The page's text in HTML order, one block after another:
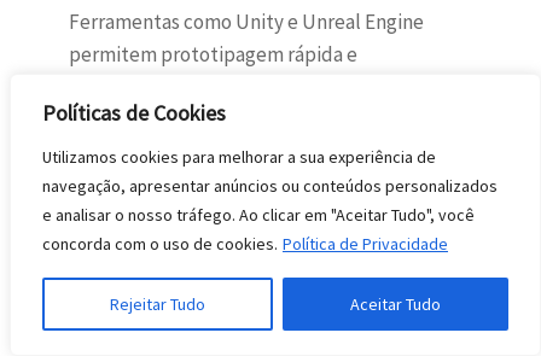
Políticas de Cookies
Utilizamos cookies para melhorar a sua experiência de
navegação, apresentar anúncios ou conteúdos personalizados
e analisar o nosso tráfego. Ao clicar em "Aceitar Tudo", você
concorda com o uso de cookies. Política de Privacidade
Rejeitar Tudo Aceitar Tudo
Ferramentas como Unity e Unreal Engine
permitem prototipagem rápida e
gráfica, fluidez de gameplay, narrativa
envolvente e ausência de bugs são critérios
críticos de sucesso.
Gestão e
Metodologias de